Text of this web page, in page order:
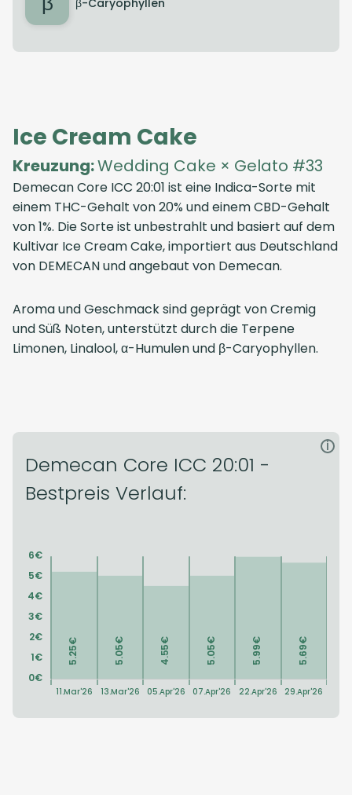
Ice Cream Cake
Kreuzung:Wedding Cake × Gelato #33
Demecan Core ICC 20:01 ist eine Indica-Sorte mit
einem THC-Gehalt von 20% und einem CBD-Gehalt
von 1%. Die Sorte ist unbestrahlt und basiert auf dem
Kultivar Ice Cream Cake, importiert aus Deutschland
von DEMECANund angebaut von Demecan.
Aroma und Geschmack sind geprägt von Cremig
und Süß Noten, unterstützt durch die Terpene
Limonen, Linalool, α-Humulen und β-Caryophyllen.
Demecan Core ICC 20:01 -
Bestpreis Verlauf:
i